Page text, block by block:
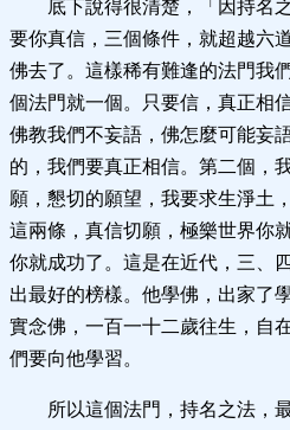
底下說得很清楚，「因持名
要你真信，三個條件，就超越六
佛去了。這樣稀有難逢的法門我
個法門就一個。只要信，真正相
佛教我們不妄語，佛怎麼可能妄
的，我們要真正相信。第二個，
願，懇切的願望，我要求生淨土
這兩條，真信切願，極樂世界你
你就成功了。這是在近代，三、
出最好的榜樣。他學佛，出家了
實念佛，一百一十二歲往生，自
們要向他學習。
所以這個法門，持名之法，